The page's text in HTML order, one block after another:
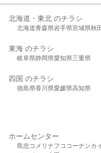
北海道・東北 のチラシ
北海道青森県岩手県宮城県秋
東海 のチラシ
岐阜県静岡県愛知県三重県
四国 のチラシ
徳島県香川県愛媛県高知県
ホームセンター
島忠 コメリ ナフコ コーナンカ